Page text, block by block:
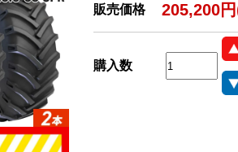
販売価格 205,200
購入数